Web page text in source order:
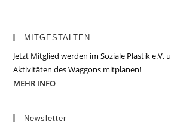
MITGESTALTEN
Jetzt Mitglied werden im Soziale Plastik e.V.
Aktivitäten des Waggons mitplanen!
MEHR INFO
Newsletter